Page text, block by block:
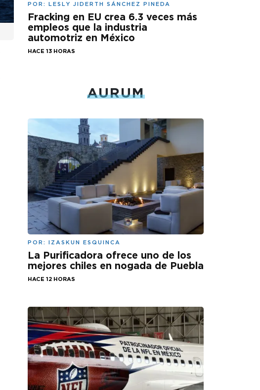
POR: LESLY JIDERTH SÁNCHEZ PINEDA
Fracking en EU crea 6.3 veces más
empleos que la industria
automotriz en México
HACE 13 HORAS
AURUM
POR: IZASKUN ESQUINCA
La Purificadora ofrece uno de los
mejores chiles en nogada de Puebla
HACE 12 HORAS